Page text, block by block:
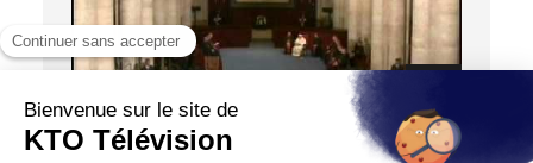
VOYAGE DU PAPE